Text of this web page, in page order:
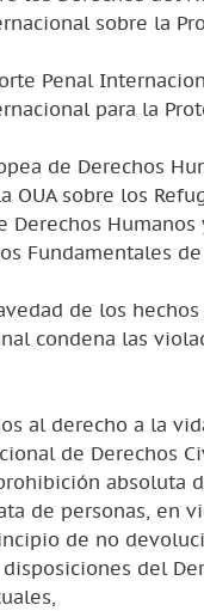
sobre la
Penal
para la
de Derechos
OUA sobre los
Derechos
Fundamentales
de los
condena las
al derecho a la
de Derechos
absoluta
de personas, en
de no
del